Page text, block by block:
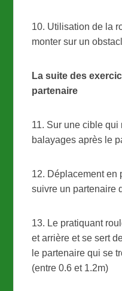
10. Utilisation de la
monter sur un
La suite des
partenaire
11. Sur une cible
balayages après le
12. Déplacement en
suivre un partenaire
13. Le pratiquant
et arrière et se sert
le partenaire qui se
(entre 0.6 et 1.2m)